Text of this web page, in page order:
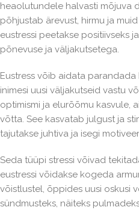
heaolutundele halvasti mõjuva
põhjustab ärevust, hirmu ja
eustressi peetakse positiivseks
põnevuse ja väljakutsetega.
Eustress võib aidata
inimesi uusi väljakutseid vastu
optimismi ja elurõõmu kasvule,
võtta. See kasvatab julgust ja
tajutakse juhtiva ja isegi
Seda tüüpi stressi võivad
eustressi võidakse kogeda
võistlustel, õppides uusi oskusi
sündmusteks, näiteks